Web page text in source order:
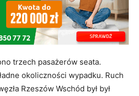
trzech pasażerów seata.
okoliczności wypadku. Ruch
Rzeszów Wschód był był